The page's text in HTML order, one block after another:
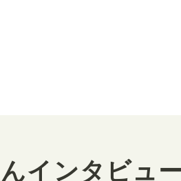
インタビュ